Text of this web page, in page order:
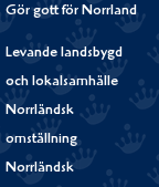
Gör gott för Norrland
Levande landsbygd
och lokalsamhälle
Norrländsk
omställning
Norrländsk